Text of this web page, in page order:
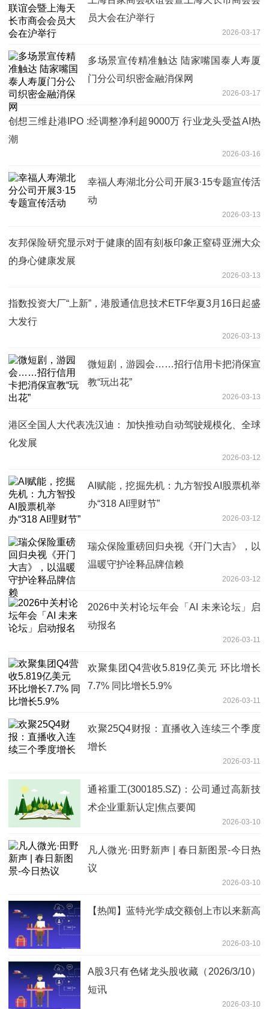
员大会在沪举行
2026-03-17
多场景宣传精准触达 陆家嘴国泰人寿厦
门分公司织密金融消保网
2026-03-17
创想三维赴港IPO :经调整净利超9000万 行业龙头受益AI热
潮
2026-03-16
幸福人寿湖北分公司开展3·15专题宣传活
动
2026-03-13
友邦保险研究显示对于健康的固有刻板印象正窒碍亚洲大众
的身心健康发展
2026-03-13
指数投资大厂“上新”，港股通信息技术ETF华夏3月16日起盛
大发行
2026-03-13
微短剧，游园会……招行信用卡把消保宣
教“玩出花”
2026-03-13
港区全国人大代表冼汉迪： 加快推动自动驾驶规模化、全球
化发展
2026-03-12
AI赋能，挖掘先机：九方智投AI股票机举
办“318 AI理财节”
2026-03-12
瑞众保险重磅回归央视《开门大吉》，以
温暖守护诠释品牌信赖
2026-03-12
2026中关村论坛年会「AI 未来论坛」启
动报名
2026-03-11
欢聚集团Q4营收5.819亿美元 环比增长
7.7% 同比增长5.9%
2026-03-11
欢聚25Q4财报：直播收入连续三个季度
增长
2026-03-11
通裕重工(300185.SZ)：公司通过高新技
术企业重新认定|焦点要闻
2026-03-10
凡人微光·田野新声 | 春日新图景-今日热
议
2026-03-10
【热闻】蓝特光学成交额创上市以来新高
2026-03-10
A股3只有色锗龙头股收藏（2026/3/10）
短讯
2026-03-10